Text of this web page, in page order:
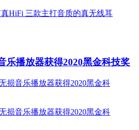
乐播放器获得2020黑金科技奖